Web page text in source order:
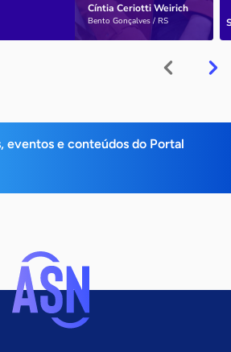
Cíntia Ceriotti Weirich
Bento Gonçalves / RS
eventos e conteúdos do Portal